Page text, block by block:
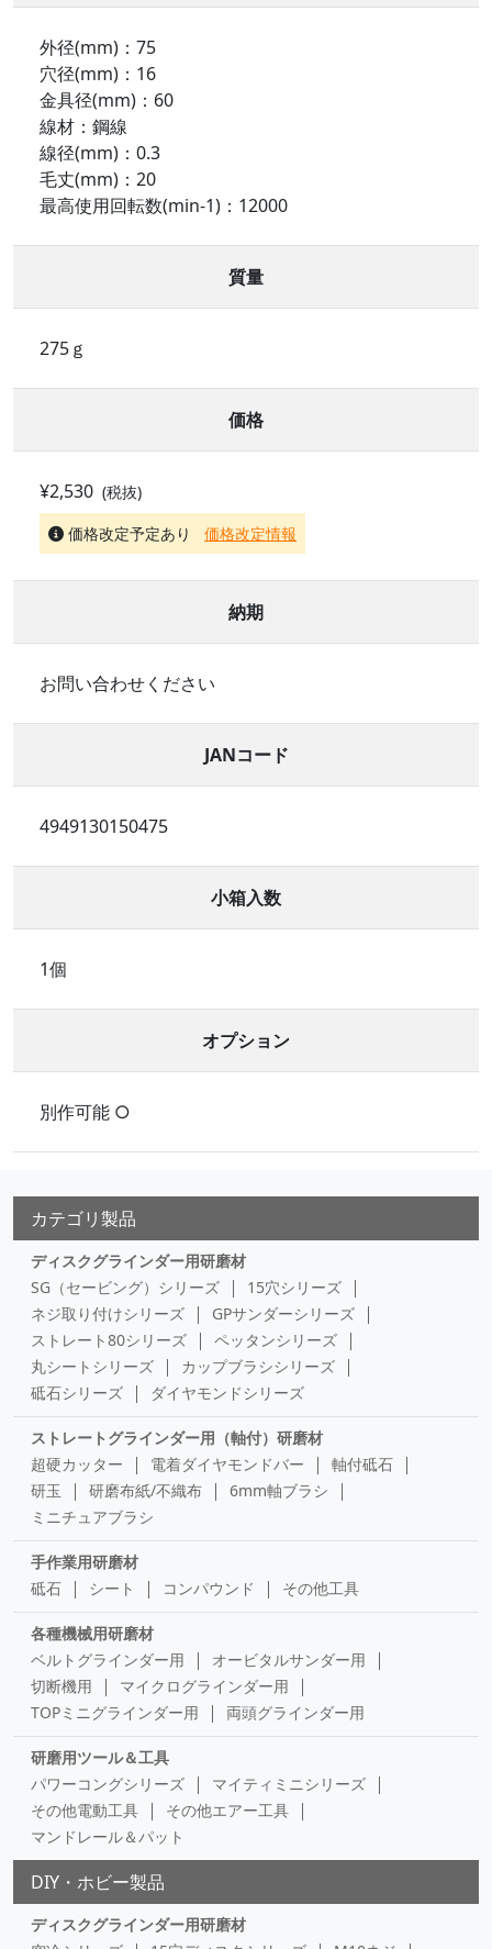
外径(mm)：75
穴径(mm)：16
金具径(mm)：60
線材：鋼線
線径(mm)：0.3
毛丈(mm)：20
最高使用回転数(min-1)：12000
質量
275ｇ
価格
¥2,530 (税抜)
価格改定予定あり
価格改定情報
納期
お問い合わせください
JANコード
4949130150475
小箱入数
1個
オプション
別作可能 ○
カテゴリ製品
ディスクグラインダー用研磨材
SG（セービング）シリーズ
15穴シリーズ
ネジ取り付けシリーズ
GPサンダーシリーズ
ストレート80シリーズ
ペッタンシリーズ
丸シートシリーズ
カップブラシシリーズ
砥石シリーズ
ダイヤモンドシリーズ
ストレートグラインダー用（軸付）研磨材
超硬カッター
電着ダイヤモンドバー
軸付砥石
研玉
研磨布紙/不織布
6mm軸ブラシ
ミニチュアブラシ
手作業用研磨材
砥石
シート コンパウンド その他工具
各種機械用研磨材
ベルトグラインダー用
オービタルサンダー用
切断機用
マイクログラインダー用
TOPミニグラインダー用
両頭グラインダー用
研磨用ツール＆工具
パワーコングシリーズ
マイティミニシリーズ
その他電動工具
その他エアー工具
マンドレール＆パット
DIY・ホビー製品
ディスクグラインダー用研磨材